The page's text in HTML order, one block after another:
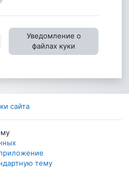
Уведомление о
файлах куки
сайта
тему